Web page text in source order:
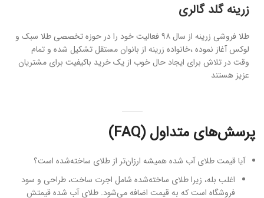
زرینه گلد گالری
طلا فروشی زرینه از سال ۹۸ فعالیت خود را در حوزه تخصصی طلا سبک و
لوکس آغاز نموده ،خانواده زرینه از بانوان مستقل تشکیل شده و تمام
وقت در تلاش برای ایجاد حال خوب از یک خرید باکیفیت برای مشتریان
عزیز هستند
پرسش‌های متداول (FAQ)
آیا قیمت طلای آب شده همیشه ارزان‌تر از طلای ساخته‌شده است؟
اغلب بله، زیرا طلای ساخته‌شده شامل اجرت ساخت، طراحی و سود
فروشگاه است که به قیمت اضافه می‌شود. طلای آب شده قیمتش